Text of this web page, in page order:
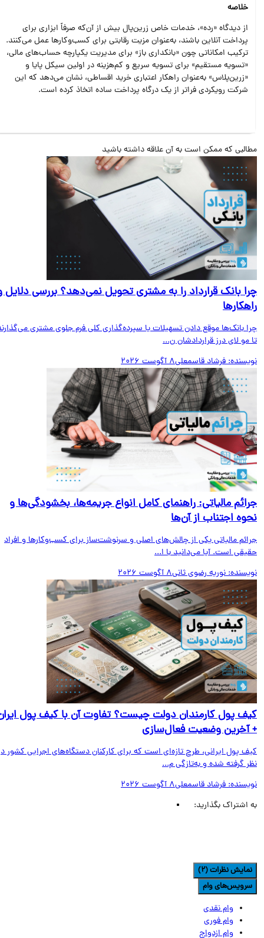
خلاصه
از دیدگاه «رده»، خدمات خاص زرین‌پال بیش از آن‌که صرفاً ابزاری برای
پرداخت آنلاین باشند، به‌عنوان مزیت رقابتی برای کسب‌وکارها عمل می‌کنند.
ترکیب امکاناتی چون «بانکداری باز» برای مدیریت یکپارچه حساب‌های مالی،
«تسویه مستقیم» برای تسویه سریع و کم‌هزینه در اولین سیکل پایا و
«زرین‌پلاس» به‌عنوان راهکار اعتباری خرید اقساطی، نشان می‌دهد که این
شرکت رویکردی فراتر از یک درگاه پرداخت ساده اتخاذ کرده است.
که ممکن است به آن علاقه داشته باشید
بانک قرارداد را به مشتری تحویل نمی‌دهد؟ بررسی دلایل و
بانک‌ها موقع دادن تسهیلات یا سپرده‌گذاری کلی فرم جلوی مشتری می‌گذارند
مو لای درز قراردادشان ن...
فرشاد قاسمعلی8 آگوست 2026
مالیاتی: راهنمای کامل انواع جریمه‌ها، بخشودگی‌ها و
اجتناب از آن‌ها
مالیاتی یکی از چالش‌های اصلی و سرنوشت‌ساز برای کسب‌وکارها و افراد
است. آیا می‌دانید با ا...
نوریه رضوی ثانی8 آگوست 2026
پول کارمندان دولت چیست؟ تفاوت آن با کیف پول ایران
وضعیت فعال‌سازی
پول ایرانی، طرح تازه‌ای است که برای کارکنان دستگاه‌های اجرایی کشور در
گرفته شده و به‌تازگی م...
فرشاد قاسمعلی8 آگوست 2026
اشتراک بگذارید:
نظرات (2)
وام
وام نقدی
وام فوری
وام ازدواج